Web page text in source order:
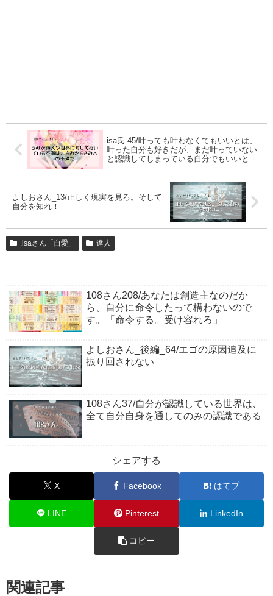
isa氏-45/叶っても叶わなくてもいいとは、
叶った自分も好きだが、まだ叶っていない
と認識してしまっている自分でもいいとい
よしおさん_13/正しく現実を見ろ。そして
自分を知れ！
.isaさん「自愛」 達人
108さん208/あなたは創造主なのだか
ら、自分に命令したって構わないので
す。「命令する。受け容れろ」
よしおさん_後編_64/エゴの原因追及に
振り回されない
108さん37/自分が認識している世界は、
全て自分自身を通してのみの認識である
シェアする
X Facebook はてブ
LINE Pinterest LinkedIn
コピー
関連記事